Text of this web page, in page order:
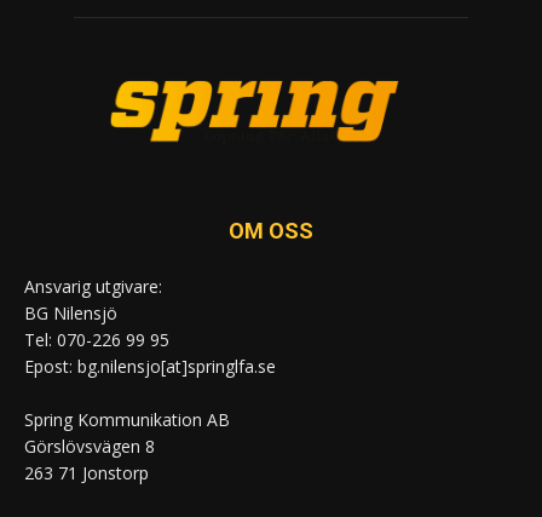
OM OSS
Ansvarig utgivare:
BG Nilensjö
Tel: 070-226 99 95
Epost: bg.nilensjo[at]springlfa.se
Spring Kommunikation AB
Görslövsvägen 8
263 71 Jonstorp